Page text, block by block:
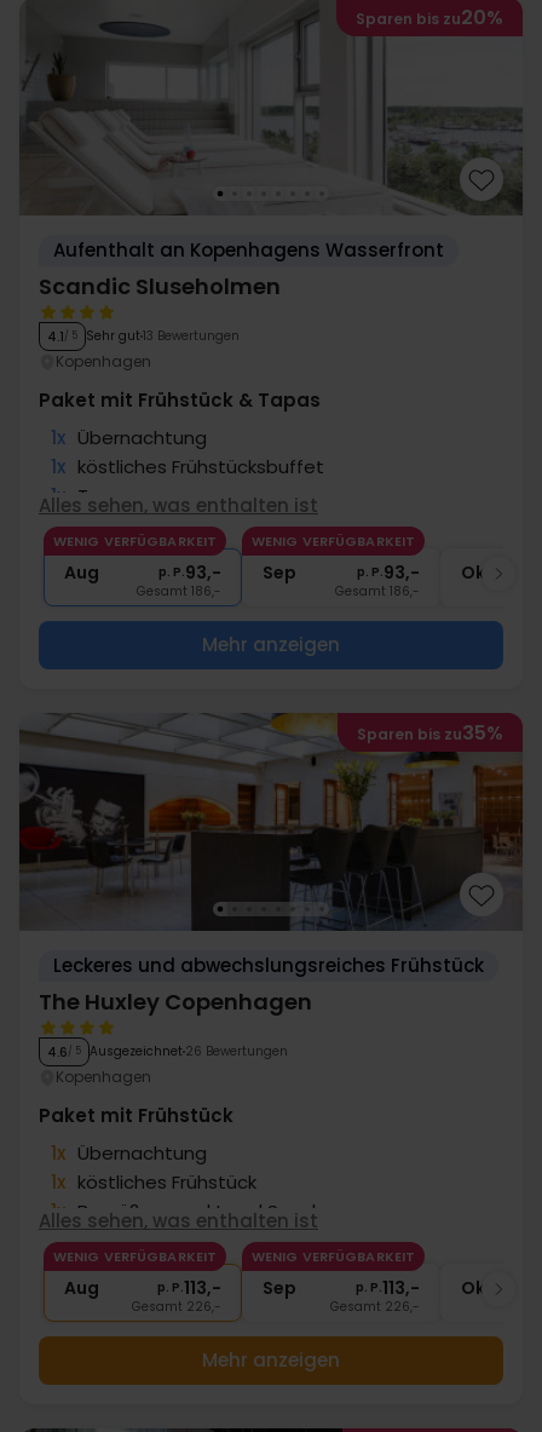
Sparen bis zu20%
Aufenthalt an Kopenhagens Wasserfront
Scandic Sluseholmen
4.1/ 5 Sehr gut 13 Bewertungen
Kopenhagen
Paket mit Frühstück & Tapas
1x Übernachtung
1x köstliches Frühstücksbuffet
1x Tapas
1x 1 Glas Wein/Bier an der Bar
1x Kaffee zum Mitnehmen
Alles sehen, was enthalten ist
WENIG VERFÜGBARKEIT
Aug p. P.93,-
Gesamt 186,-
WENIG VERFÜGBARKEIT
Sep p. P.93,-
Gesamt 186,-
Okt
Mehr anzeigen
Sparen bis zu35%
Leckeres und abwechslungsreiches Frühstück
The Huxley Copenhagen
4.6/ 5 Ausgezeichnet 26 Bewertungen
Kopenhagen
Paket mit Frühstück
1x Übernachtung
1x köstliches Frühstück
1x Begrüßungssekt und Snacks
∞ Später Check Out
∞ Gratis Internet
Alles sehen, was enthalten ist
WENIG VERFÜGBARKEIT
Aug p. P.113,-
Gesamt 226,-
WENIG VERFÜGBARKEIT
Sep p. P.113,-
Gesamt 226,-
Okt
Mehr anzeigen